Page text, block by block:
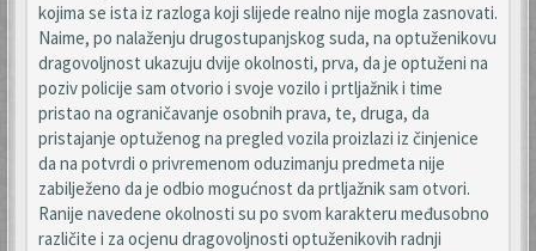
kojima se ista iz razloga koji slijede realno nije mogla zasnovati.
Naime, po nalaženju drugostupanjskog suda, na optuženikovu
dragovoljnost ukazuju dvije okolnosti, prva, da je optuženi na
poziv policije sam otvorio i svoje vozilo i prtljažnik i time
pristao na ograničavanje osobnih prava, te, druga, da
pristajanje optuženog na pregled vozila proizlazi iz činjenice
da na potvrdi o privremenom oduzimanju predmeta nije
zabilježeno da je odbio mogućnost da prtljažnik sam otvori.
Ranije navedene okolnosti su po svom karakteru međusobno
različite i za ocjenu dragovoljnosti optuženikovih radnji